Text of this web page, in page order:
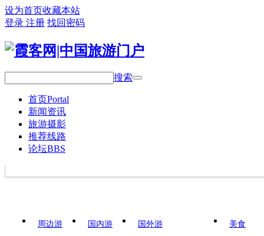
设为首页收藏本站
登录 注册 找回密码
搜索
首页Portal
新闻资讯
旅游摄影
推荐线路
论坛BBS
周边游 国内游
国外游
美食